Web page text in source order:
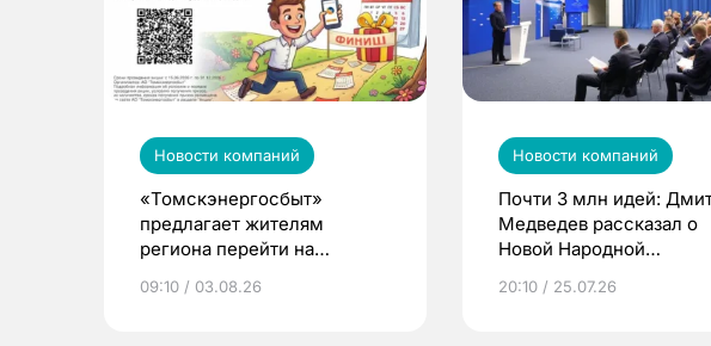
Новости компаний
«Томскэнергосбыт»
предлагает жителям
региона перейти на
выиграть призы
09:10 / 03.08.26
Новости компаний
Почти 3 млн идей:
Медведев рассказал о
Новой Народной
20:10 / 25.07.26